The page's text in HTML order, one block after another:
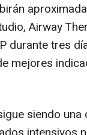
Airway
durante tres
mejores
siendo